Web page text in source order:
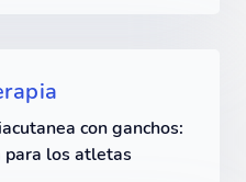
con ganchos:
para los atletas